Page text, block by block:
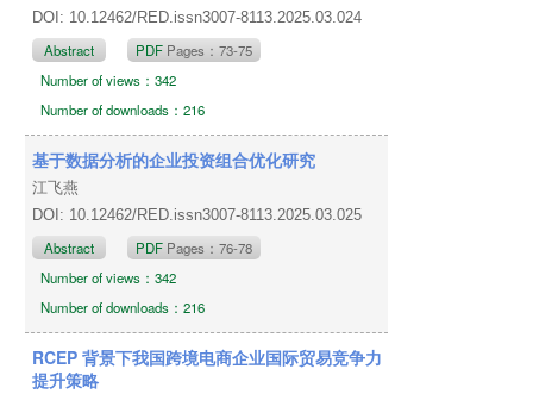
DOI: 10.12462/RED.issn3007-8113.2025.03.024
Abstract PDF Pages：73-75
Number of views：342
Number of downloads：216
基于数据分析的企业投资组合优化研究
江飞燕
DOI: 10.12462/RED.issn3007-8113.2025.03.025
Abstract PDF Pages：76-78
Number of views：342
Number of downloads：216
RCEP 背景下我国跨境电商企业国际贸易竞争力
提升策略